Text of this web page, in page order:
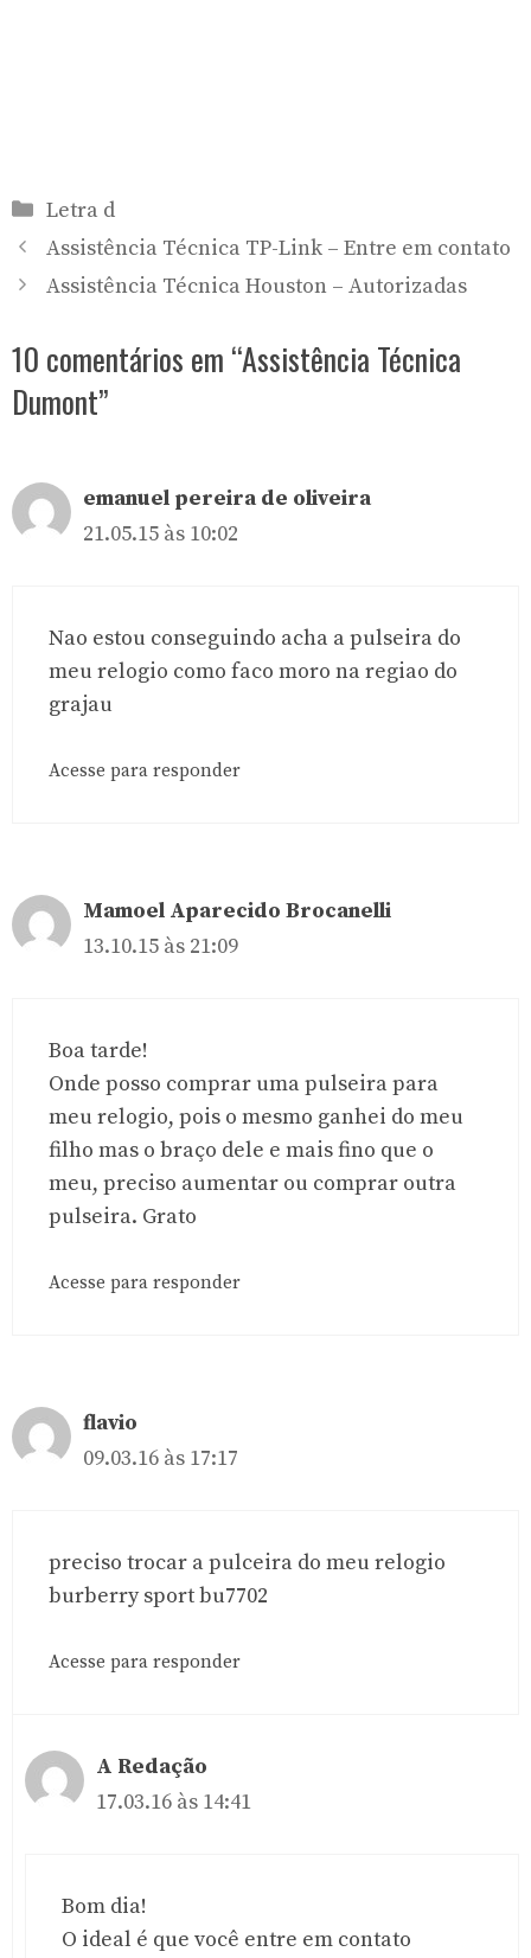
Categorias
Letra d
Assistência Técnica TP-Link – Entre em contato
Assistência Técnica Houston – Autorizadas
10 comentários em “Assistência Técnica
Dumont”
emanuel pereira de oliveira
21.05.15 às 10:02
Nao estou conseguindo acha a pulseira do
meu relogio como faco moro na regiao do
grajau
Acesse para responder
Mamoel Aparecido Brocanelli
13.10.15 às 21:09
Boa tarde!
Onde posso comprar uma pulseira para
meu relogio, pois o mesmo ganhei do meu
filho mas o braço dele e mais fino que o
meu, preciso aumentar ou comprar outra
pulseira. Grato
Acesse para responder
flavio
09.03.16 às 17:17
preciso trocar a pulceira do meu relogio
burberry sport bu7702
Acesse para responder
A Redação
17.03.16 às 14:41
Bom dia!
O ideal é que você entre em contato